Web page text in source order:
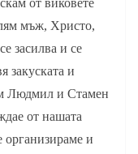
от виковете
мъж, Христо,
засилва и се
закуската и
Людмил и Стамен
от нашата
и